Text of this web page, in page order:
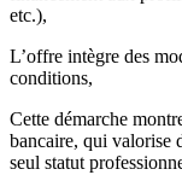
etc.),
L’offre intègre des
conditions,
Cette démarche
bancaire, qui valorise
seul statut